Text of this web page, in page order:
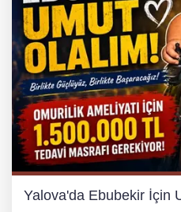
Yalova'da Ebubekir İçin